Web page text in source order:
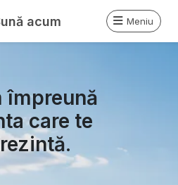
acum Meniu
împreună
care te